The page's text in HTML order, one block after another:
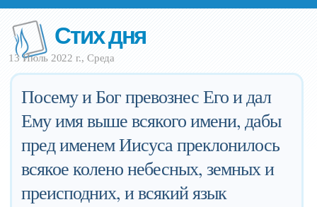
Стих дня
13 Июль 2022 г., Среда
Посему и Бог превознес Его и дал
Ему имя выше всякого имени, дабы
пред именем Иисуса преклонилось
всякое колено небесных, земных и
преисподних, и всякий язык